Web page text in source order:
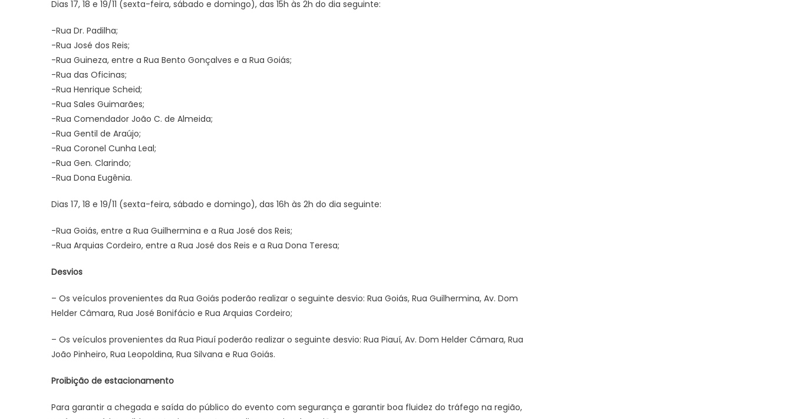
Dias 17, 18 e 19/11 (sexta-feira, sábado e domingo), das 15h às 2h do dia seguinte:
-Rua Dr. Padilha;
-Rua José dos Reis;
-Rua Guineza, entre a Rua Bento Gonçalves e a Rua Goiás;
-Rua das Oficinas;
-Rua Henrique Scheid;
-Rua Sales Guimarães;
-Rua Comendador João C. de Almeida;
-Rua Gentil de Araújo;
-Rua Coronel Cunha Leal;
-Rua Gen. Clarindo;
-Rua Dona Eugênia.
Dias 17, 18 e 19/11 (sexta-feira, sábado e domingo), das 16h às 2h do dia seguinte:
-Rua Goiás, entre a Rua Guilhermina e a Rua José dos Reis;
-Rua Arquias Cordeiro, entre a Rua José dos Reis e a Rua Dona Teresa;
Desvios
– Os veículos provenientes da Rua Goiás poderão realizar o seguinte desvio: Rua Goiás, Rua Guilhermina, Av. Dom
Helder Câmara, Rua José Bonifácio e Rua Arquias Cordeiro;
– Os veículos provenientes da Rua Piauí poderão realizar o seguinte desvio: Rua Piauí, Av. Dom Helder Câmara, Rua
João Pinheiro, Rua Leopoldina, Rua Silvana e Rua Goiás.
Proibição de estacionamento
Para garantir a chegada e saída do público do evento com segurança e garantir boa fluidez do tráfego na região,